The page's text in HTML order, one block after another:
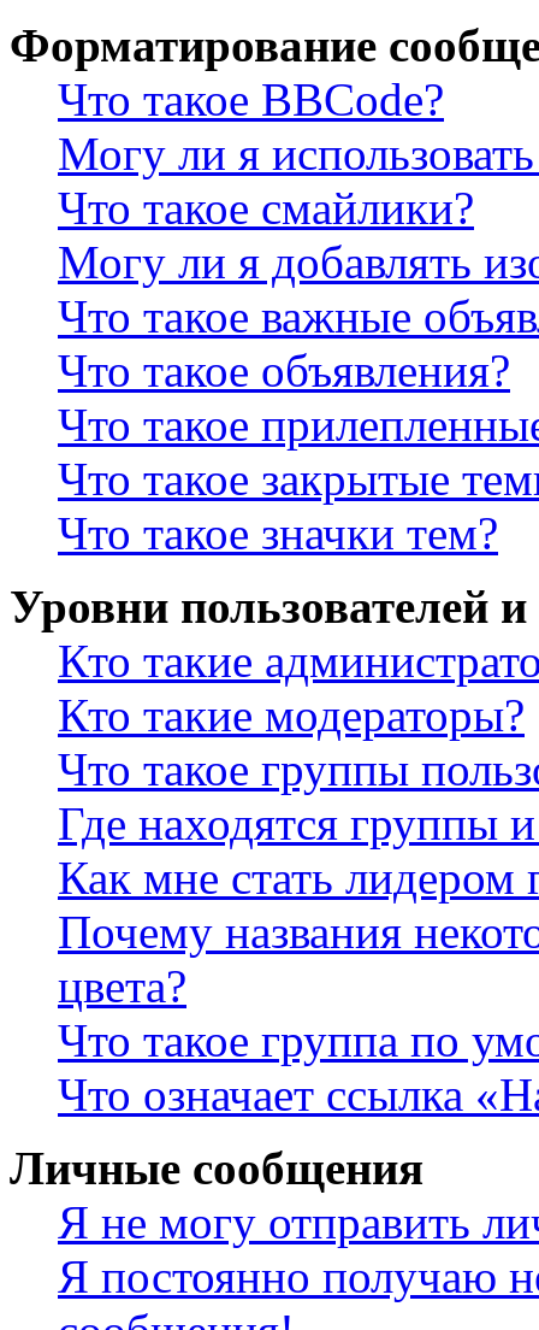
Форматирование
Что такое BBCode?
Могу ли я
Что такое смайлики?
Могу ли я добавлять
Что такое важные
Что такое объявления?
Что такое
Что такое закрытые
Что такое значки тем?
Уровни пользователей
Кто такие
Кто такие модераторы?
Что такое группы
Где находятся группы
Как мне стать лидером
Почему названия
цвета?
Что такое группа по
Что означает ссылка
Личные сообщения
Я не могу отправить
Я постоянно получаю